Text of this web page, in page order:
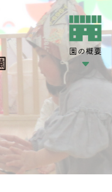
園の概要